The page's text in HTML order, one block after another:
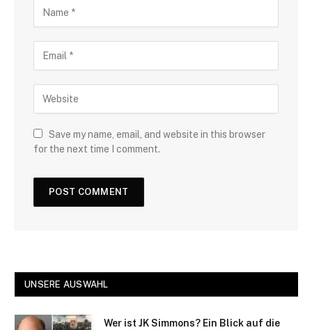
Save my name, email, and website in this browser
for the next time I comment.
UNSERE AUSWAHL
Wer ist JK Simmons? Ein Blick auf die